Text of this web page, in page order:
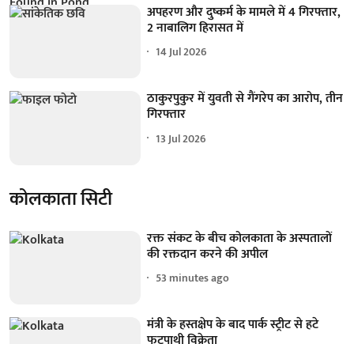
अपहरण और दुष्कर्म के मामले में 4 गिरफ्तार,
2 नाबालिग हिरासत में
14 Jul 2026
ठाकुरपुकुर में युवती से गैंगरेप का आरोप, तीन
गिरफ्तार
13 Jul 2026
कोलकाता सिटी
रक्त संकट के बीच कोलकाता के अस्पतालों
की रक्तदान करने की अपील
53 minutes ago
मंत्री के हस्तक्षेप के बाद पार्क स्ट्रीट से हटे